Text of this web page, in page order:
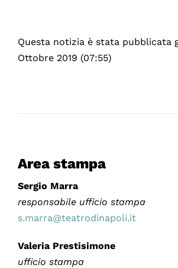
Questa notizia è stata pubblicata
Ottobre 2019 (07:55)
Area stampa
Sergio Marra
responsabile ufficio stampa
s.marra@teatrodinapoli.it
Valeria Prestisimone
ufficio stampa